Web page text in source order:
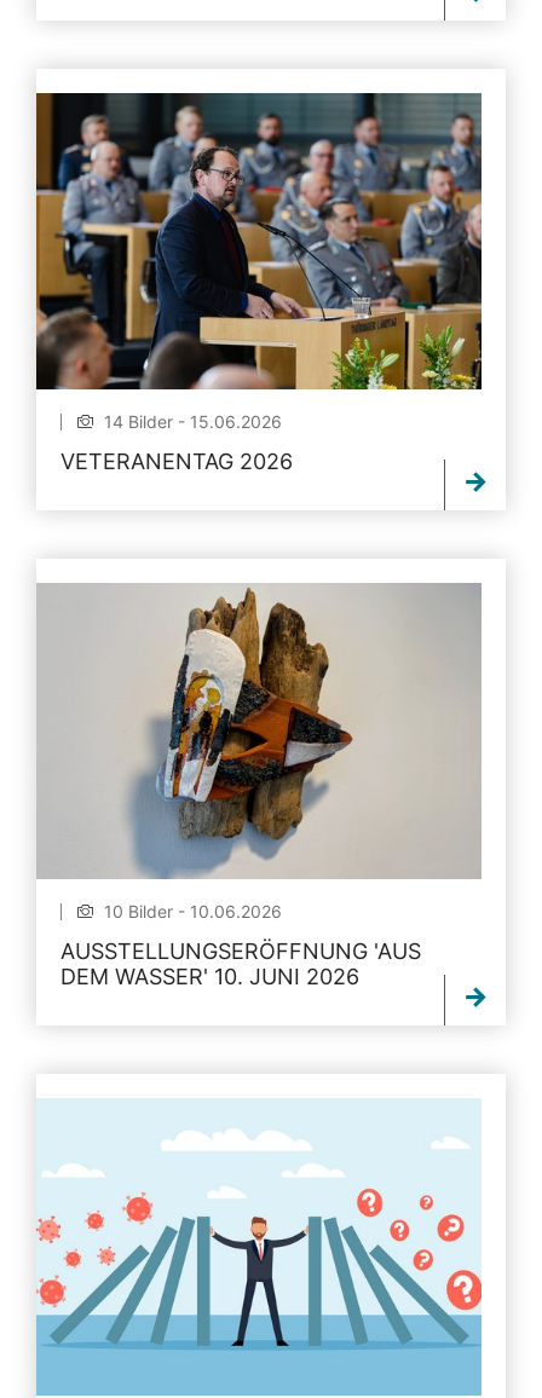
14 Bilder - 15.06.2026
VETERANENTAG 2026
10 Bilder - 10.06.2026
AUSSTELLUNGSERÖFFNUNG 'AUS
DEM WASSER' 10. JUNI 2026